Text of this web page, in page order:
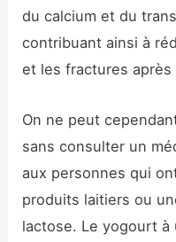
du calcium et du
contribuant ainsi à
et les fractures après
On ne peut
sans consulter un
aux personnes qui
produits laitiers ou
lactose. Le yogourt